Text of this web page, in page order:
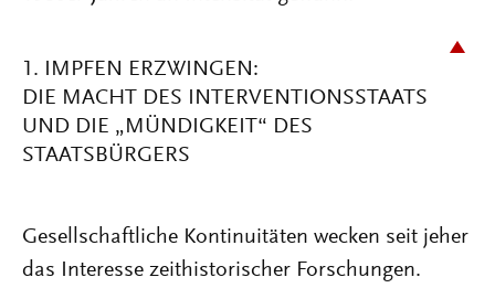
1. IMPFEN ERZWINGEN:
DIE MACHT DES INTERVENTIONSSTAATS
UND DIE „MÜNDIGKEIT“ DES
STAATSBÜRGERS
Gesellschaftliche Kontinuitäten wecken seit jeher
das Interesse zeithistorischer Forschungen.